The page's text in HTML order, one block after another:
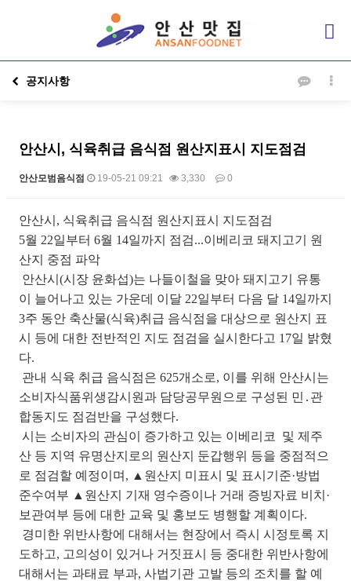
공지사항
안산시, 식육취급 음식점 원산지표시 지도점검
안산모범음식점 19-05-21 09:21 3,330 0
본문
안산시, 식육취급 음식점 원산지표시 지도점검
5월 22일부터 6월 14일까지 점검...이베리코 돼지고기 원
산지 중점 파악
안산시(시장 윤화섭)는 나들이철을 맞아 돼지고기 유통
이 늘어나고 있는 가운데 이달 22일부터 다음 달 14일까지
3주 동안 축산물(식육)취급 음식점을 대상으로 원산지 표
시 등에 대한 전반적인 지도 점검을 실시한다고 17일 밝혔
다.
관내 식육 취급 음식점은 625개소로, 이를 위해 안산시는
소비자식품위생감시원과 담당공무원으로 구성된 민․관
합동지도 점검반을 구성했다.
시는 소비자의 관심이 증가하고 있는 이베리코 및 제주
산 등 지역 유명산지로의 원산지 둔갑행위 등을 중점적으
로 점검할 예정이며, ▲원산지 미표시 및 표시기준·방법
준수여부 ▲원산지 기재 영수증이나 거래 증빙자료 비치·
보관여부 등에 대한 교육 및 홍보도 병행할 계획이다.
경미한 위반사항에 대해서는 현장에서 즉시 시정토록 지
도하고, 고의성이 있거나 거짓표시 등 중대한 위반사항에
대해서는 과태료 부과, 사법기관 고발 등의 조치를 할 예